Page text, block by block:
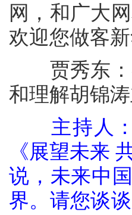
网，和广大
欢迎您做客新
贾秀东：
和理解胡锦
主持人
《展望未来
说，未来中
界。请您谈